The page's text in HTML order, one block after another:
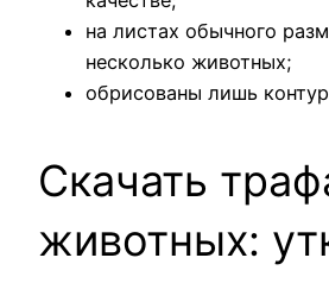
на листах обычного
несколько животных;
обрисованы лишь
Скачать
животных: